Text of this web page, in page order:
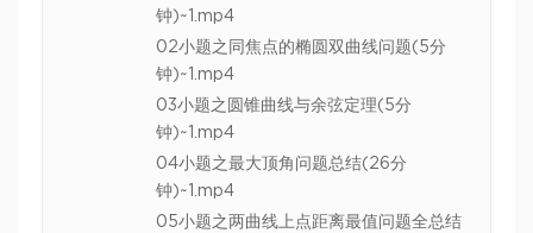
钟)~1.mp4
02小题之同焦点的椭圆双曲线问题(5分
钟)~1.mp4
03小题之圆锥曲线与余弦定理(5分
钟)~1.mp4
04小题之最大顶角问题总结(26分
钟)~1.mp4
05小题之两曲线上点距离最值问题全总结